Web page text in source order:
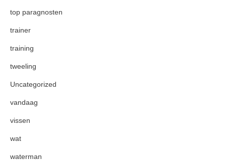
top paragnosten
trainer
training
tweeling
Uncategorized
vandaag
vissen
wat
waterman